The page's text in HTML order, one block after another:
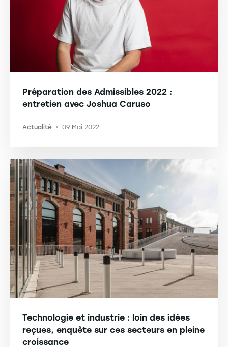
Préparation des Admissibles 2022 :
entretien avec Joshua Caruso
Actualité -09 Mai 2022
Technologie et industrie : loin des idées
reçues, enquête sur ces secteurs en pleine
croissance